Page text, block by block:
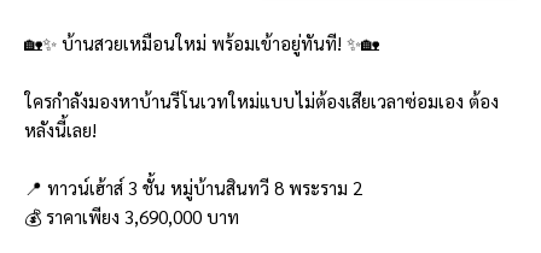
🏡✨ บ้านสวยเหมือนใหม่ พร้อมเข้าอยู่ทันที! ✨🏡
ใครกำลังมองหาบ้านรีโนเวทใหม่แบบไม่ต้องเสียเวลาซ่อมเอง ต้อง
หลังนี้เลย!
📍 ทาวน์เฮ้าส์ 3 ชั้น หมู่บ้านสินทวี 8 พระราม 2
💰 ราคาเพียง 3,690,000 บาท